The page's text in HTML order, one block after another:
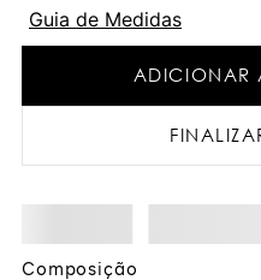
Guia de Medidas
ADICIONAR
Composição